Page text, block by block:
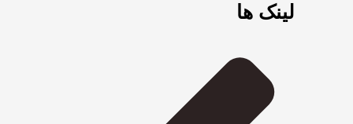
لینک ها